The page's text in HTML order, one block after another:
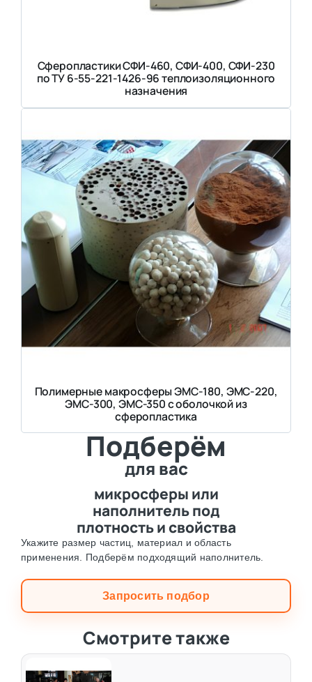
Сферопластики СФИ-460, СФИ-400, СФИ-230
по ТУ 6-55-221-1426-96 теплоизоляционного
назначения
Полимерные макросферы ЭМС-180, ЭМС-220,
ЭМС-300, ЭМС-350 с оболочкой из
сферопластика
Подберём
для вас
микросферы или
наполнитель под
плотность и свойства
Укажите размер частиц, материал и область
применения. Подберём подходящий наполнитель.
Запросить подбор
Смотрите также